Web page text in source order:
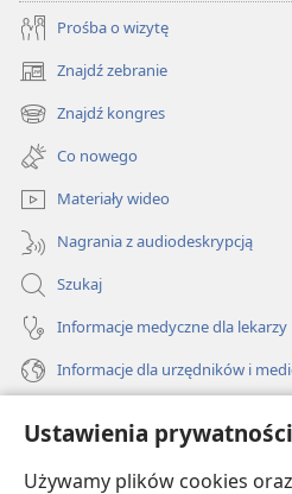
Ustawienia prywatności
Używamy plików cookies
Prośba o wizytę
Znajdź zebranie
(opens
new
window)
Znajdź kongres
(opens
new
window)
Co nowego
Materiały wideo
Nagrania z audiodeskrypcją
Szukaj
Informacje medyczne dla lekarzy
Informacje dla urzędników i
Darowizny
(opens